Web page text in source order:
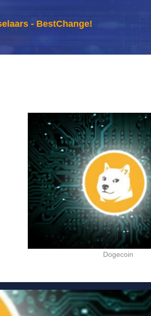
- BestChange!
Dogecoin